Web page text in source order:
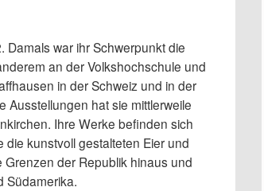
Damals war ihr Schwerpunkt die
an der Volkshochschule und
in der Schweiz und in der
Ausstellungen hat sie mittlerweile
Ihre Werke befinden sich
kunstvoll gestalteten Eier und
der Republik hinaus und
Südamerika.